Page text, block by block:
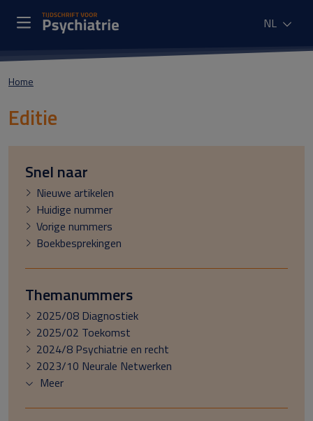
NL
Home
Editie
Snel naar
Nieuwe artikelen
Huidige nummer
Vorige nummers
Boekbesprekingen
Themanummers
2025/08 Diagnostiek
2025/02 Toekomst
2024/8 Psychiatrie en recht
2023/10 Neurale Netwerken
Meer